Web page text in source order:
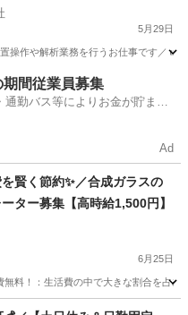
5月29日
操作や解析業務を行うお仕事です／
間従業員募集
通勤バス等によりお金が貯まり
Ad
賢く節約✨／合成ガラスの
ター募集【高時給1,500円】
6月25日
無料！：生活費の中で大きな割合を占